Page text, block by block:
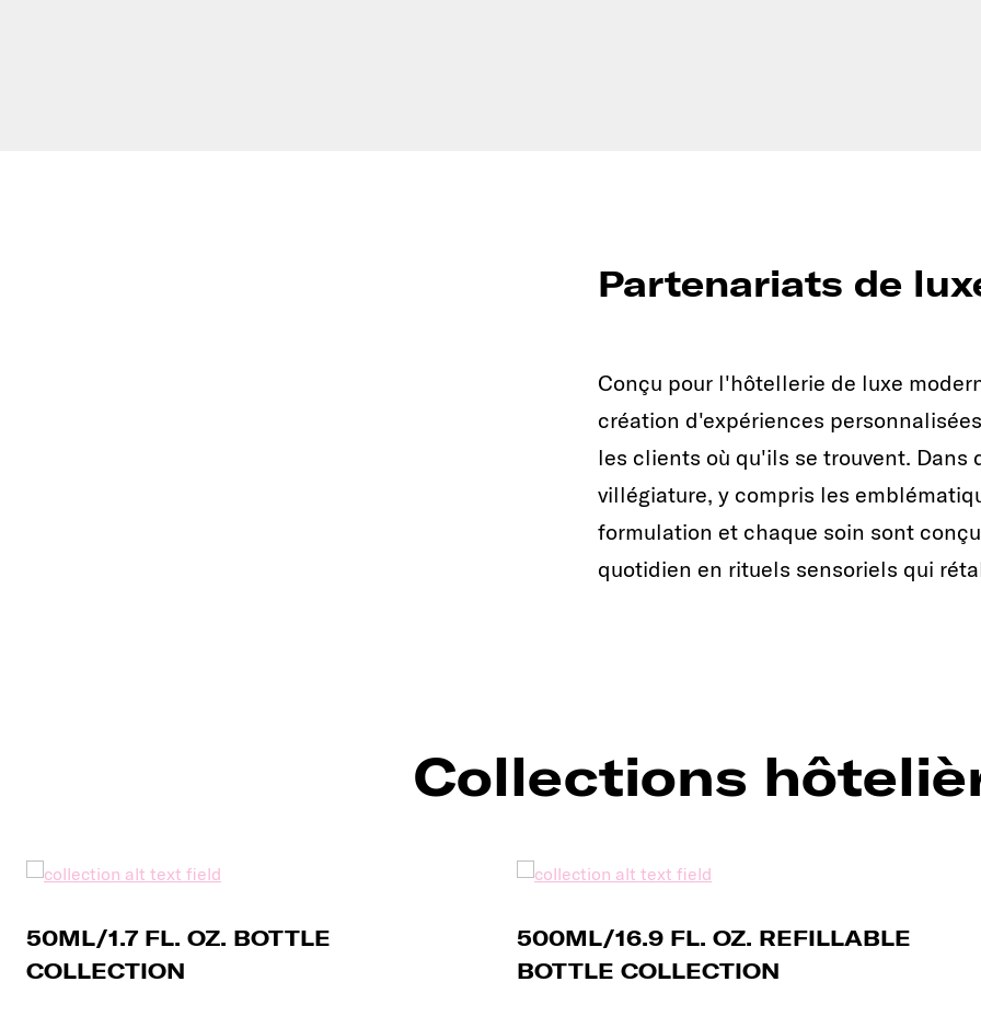
Partenariats de
Conçu pour l'hôtellerie de luxe
création d'expériences
les clients où qu'ils se trouvent. Dans
villégiature, y compris les
formulation et chaque soin sont
quotidien en rituels sensoriels qui
Collections
50ML/1.7 FL. OZ. BOTTLE
COLLECTION
500ML/16.9 FL. OZ. REFILLABLE
BOTTLE COLLECTION